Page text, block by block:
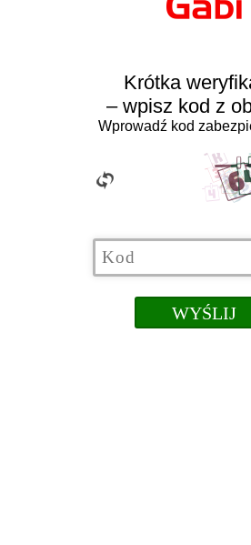
Krótka
– wpisz kod z
Wprowadź kod